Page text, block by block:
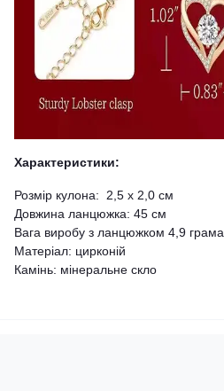
Характеристики:
Розмір кулона: 2,5 х 2,0 см
Довжина ланцюжка: 45 см
Вага виробу з ланцюжком 4,9 грама
Матеріал: цирконій
Камінь: мінеральне скло